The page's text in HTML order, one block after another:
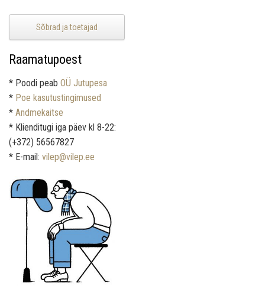
Sõbrad ja toetajad
Raamatupoest
* Poodi peab OÜ Jutupesa
* Poe kasutustingimused
* Andmekaitse
* Klienditugi iga päev kl 8-22:
(+372) 56567827
* E-mail: vilep@vilep.ee